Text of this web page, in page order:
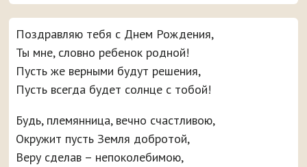
Поздравляю тебя с Днем Рождения,
Ты мне, словно ребенок родной!
Пусть же верными будут решения,
Пусть всегда будет солнце с тобой!
Будь, племянница, вечно счастливою,
Окружит пусть Земля добротой,
Веру сделав – непоколебимою,